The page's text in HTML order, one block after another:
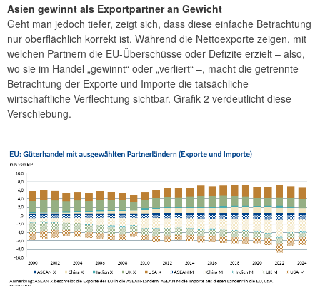
Asien gewinnt als Exportpartner an Gewicht
Geht man jedoch tiefer, zeigt sich, dass diese einfache Betrachtung
nur oberflächlich korrekt ist. Während die Nettoexporte zeigen, mit
welchen Partnern die EU-Überschüsse oder Defizite erzielt – also,
wo sie im Handel „gewinnt“ oder „verliert“ –, macht die getrennte
Betrachtung der Exporte und Importe die tatsächliche
wirtschaftliche Verflechtung sichtbar. Grafik 2 verdeutlicht diese
Verschiebung.